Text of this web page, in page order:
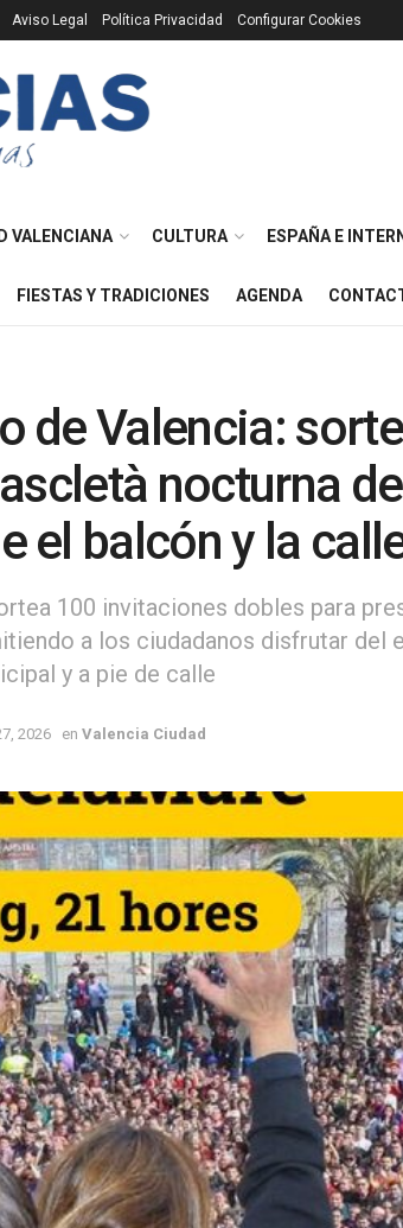
Aviso Legal Política Privacidad Configurar Cookies
VALENCIANA CULTURA ESPAÑA E
FIESTAS Y TRADICIONES AGENDA
de Valencia:
nocturna
el balcón y la
100 invitaciones dobles para
a los ciudadanos disfrutar del
y a pie de calle
2026 en Valencia Ciudad